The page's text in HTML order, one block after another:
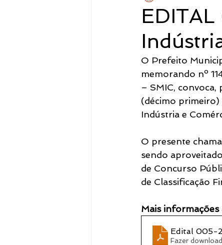
Procuradoria Jurídica
Secretaria do
Administração Concurso
Meio Ambiente, Pesca e
O Prefeito
memorando nº
– SMIC, convoca,
(décimo primeiro)
Indústria e
O presente
sendo
de Concurso
de Classificação
Mais
Edital 005-
Fazer